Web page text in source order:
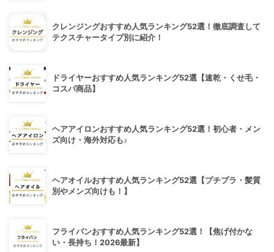
クレンジングおすすめ人気ランキング52選！徹底調査して
テクスチャータイプ別に紹介！
ドライヤーおすすめ人気ランキング52選【速乾・くせ毛・
コスパ商品】
ヘアアイロンおすすめ人気ランキング52選！初心者・メン
ズ向け・海外対応も♪
ヘアオイルおすすめ人気ランキング52選【プチプラ・髪質
別やメンズ向けも！】
フライパンおすすめ人気ランキング52選！【焦げ付かな
い・長持ち！2026最新】